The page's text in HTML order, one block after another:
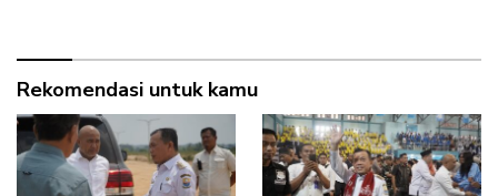
Rekomendasi untuk kamu